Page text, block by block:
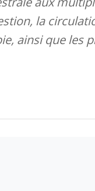
la
ainsi que les